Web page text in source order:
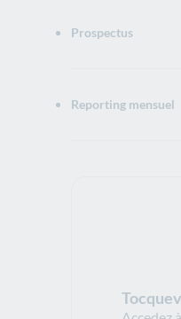
Prospectus
Ouverture dans un
Reporting mensuel
Ouverture dans un